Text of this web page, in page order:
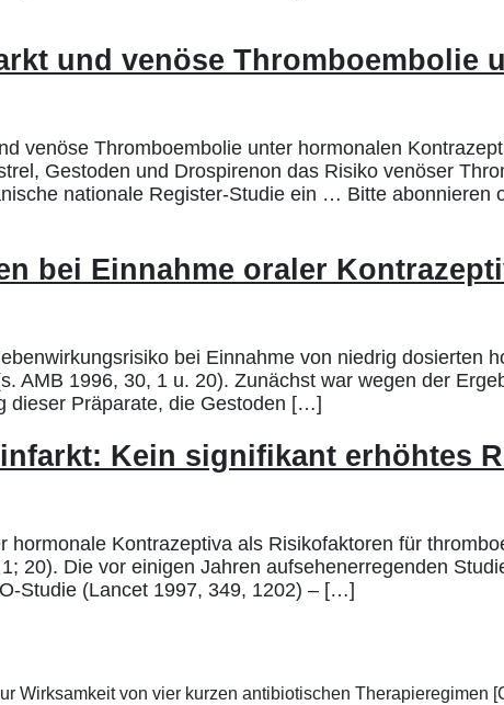
und venöse Thromboembolie
venöse Thromboembolie unter hormonalen
Gestoden und Drospirenon das Risiko venöser
nationale Register-Studie ein … Bitte abonnieren
bei Einnahme oraler
bei Einnahme von niedrig dosierten
AMB 1996, 30, 1 u. 20). Zunächst war wegen der
dieser Präparate, die Gestoden […]
Kein signifikant erhöhtes
Kontrazeptiva als Risikofaktoren für
20). Die vor einigen Jahren aufsehenerregenden
Studie (Lancet 1997, 349, 1202) – […]